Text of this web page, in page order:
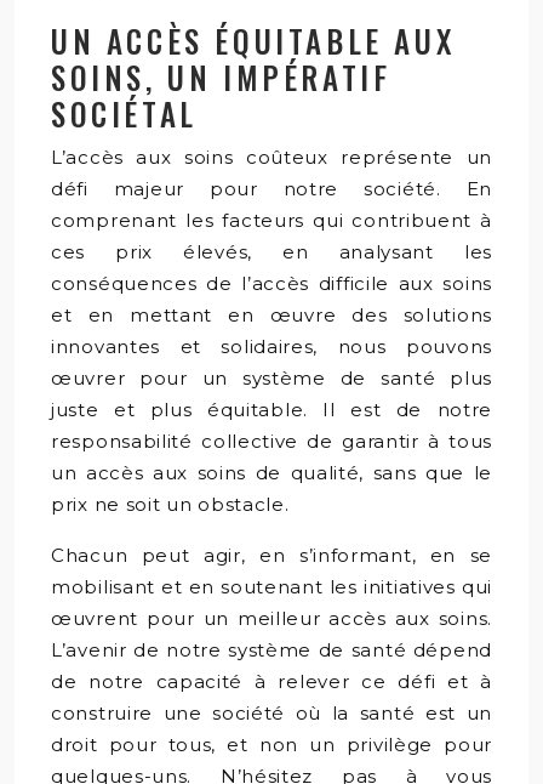
UN ACCÈS ÉQUITABLE AUX
SOINS, UN IMPÉRATIF
SOCIÉTAL
L’accès aux soins coûteux représente un
défi majeur pour notre société. En
comprenant les facteurs qui contribuent à
ces prix élevés, en analysant les
conséquences de l’accès difficile aux soins
et en mettant en œuvre des solutions
innovantes et solidaires, nous pouvons
œuvrer pour un système de santé plus
juste et plus équitable. Il est de notre
responsabilité collective de garantir à tous
un accès aux soins de qualité, sans que le
prix ne soit un obstacle.
Chacun peut agir, en s’informant, en se
mobilisant et en soutenant les initiatives qui
œuvrent pour un meilleur accès aux soins.
L’avenir de notre système de santé dépend
de notre capacité à relever ce défi et à
construire une société où la santé est un
droit pour tous, et non un privilège pour
quelques-uns. N’hésitez pas à vous